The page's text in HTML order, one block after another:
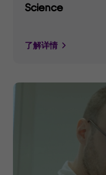
Science
了解详情